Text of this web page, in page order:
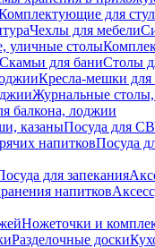
для
Чехлы для мебели
уличные столы
Скамьи для баниСтолы
Кресла-мешки для
Журнальные
балкона, лоджии
казаныПосуда для
напитковПосуда
для запекания
напитков
Ножеточки и
Разделочные доски